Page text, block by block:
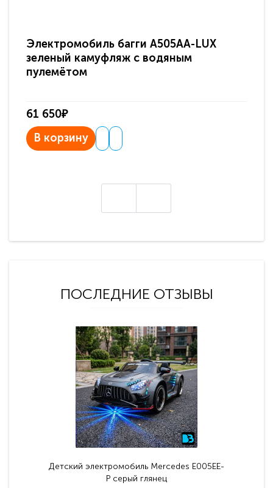
Электромобиль багги A505AA-LUX
зеленый камуфляж с водяным
пулемётом
61 650₽
В корзину
ПОСЛЕДНИЕ ОТЗЫВЫ
Детский электромобиль Mercedes E005EE-
P серый глянец